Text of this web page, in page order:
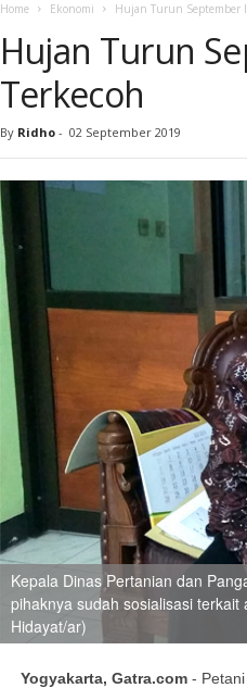
Home Ekonomi Hujan Turun September
Hujan Turun
Terkecoh
By Ridho - 02 September 2019
Kepala Dinas Pertanian dan
pihaknya sudah sosialisasi
Hidayat/ar)
Yogyakarta, Gatra.com- Petani